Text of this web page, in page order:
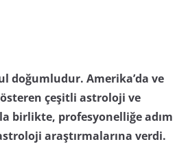
doğumludur. Amerika’da ve
çeşitli astroloji ve
birlikte, profesyonelliğe adım
araştırmalarına verdi.